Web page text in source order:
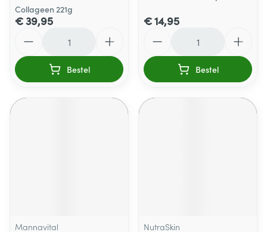
Collageen 221g
€ 39,95
Bestel
€ 14,95
Bestel
Mannavital
NutraSkin